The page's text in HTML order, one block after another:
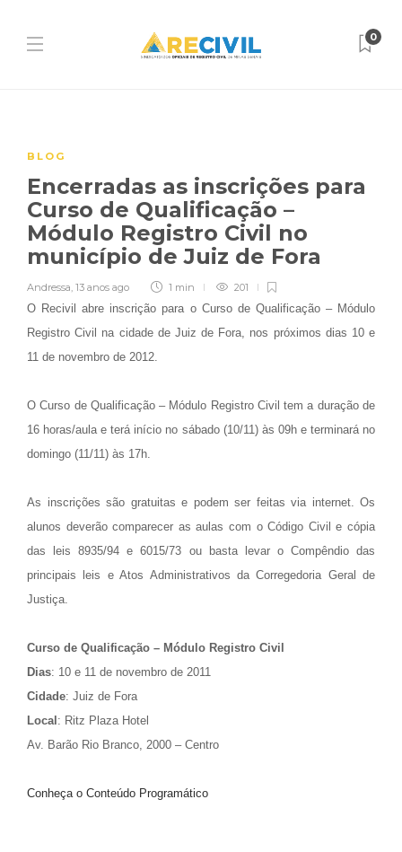
0
BLOG
Encerradas as inscrições para
Curso de Qualificação –
Módulo Registro Civil no
município de Juiz de Fora
Andressa, 13 anos ago 1 min 201
O Recivil abre inscrição para o Curso de Qualificação – Módulo
Registro Civil na cidade de Juiz de Fora, nos próximos dias 10 e
11 de novembro de 2012.
O Curso de Qualificação – Módulo Registro Civil tem a duração de
16 horas/aula e terá início no sábado (10/11) às 09h e terminará no
domingo (11/11) às 17h.
As inscrições são gratuitas e podem ser feitas via internet. Os
alunos deverão comparecer as aulas com o Código Civil e cópia
das leis 8935/94 e 6015/73 ou basta levar o Compêndio das
principais leis e Atos Administrativos da Corregedoria Geral de
Justiça.
Curso de Qualificação – Módulo Registro Civil
Dias: 10 e 11 de novembro de 2011
Cidade: Juiz de Fora
Local : Ritz Plaza Hotel
Av. Barão Rio Branco, 2000 – Centro
Conheça o Conteúdo Programático